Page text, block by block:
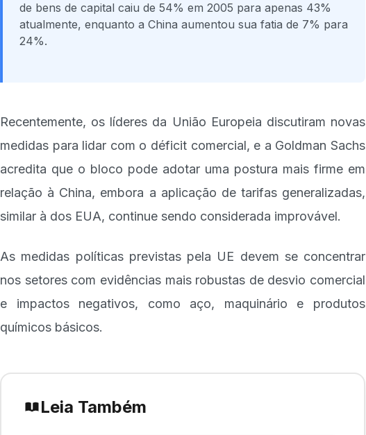
de bens de capital caiu de 54% em 2005 para apenas 43%
atualmente, enquanto a China aumentou sua fatia de 7% para
24%.
Recentemente, os líderes da União Europeia discutiram novas
medidas para lidar com o déficit comercial, e a Goldman Sachs
acredita que o bloco pode adotar uma postura mais firme em
relação à China, embora a aplicação de tarifas generalizadas,
similar à dos EUA, continue sendo considerada improvável.
As medidas políticas previstas pela UE devem se concentrar
nos setores com evidências mais robustas de desvio comercial
e impactos negativos, como aço, maquinário e produtos
químicos básicos.
Leia Também